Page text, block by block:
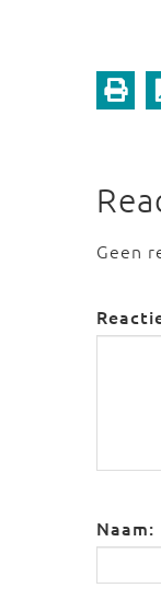
Geen
Naam: